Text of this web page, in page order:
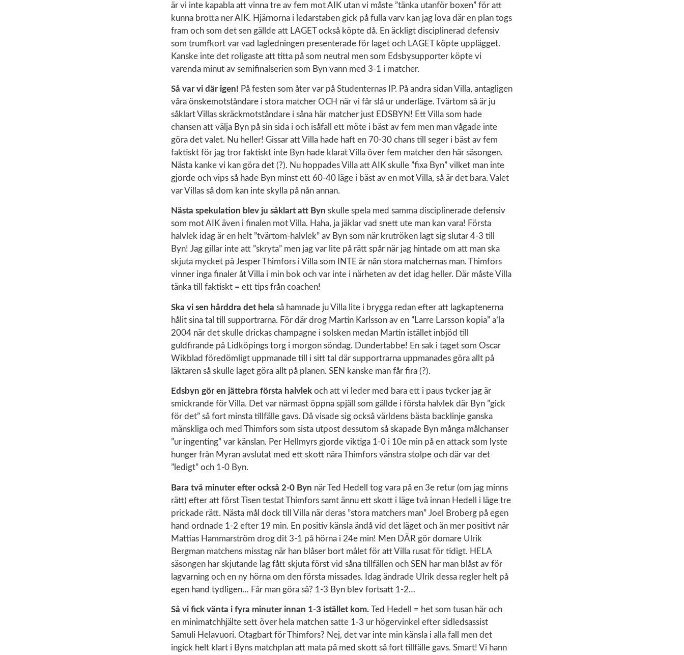
är vi inte kapabla att vinna tre av fem mot AIK utan vi måste ”tänka utanför boxen” för att
kunna brotta ner AIK. Hjärnorna i ledarstaben gick på fulla varv kan jag lova där en plan togs
fram och som det sen gällde att LAGET också köpte då. En äckligt disciplinerad defensiv
som trumfkort var vad lagledningen presenterade för laget och LAGET köpte upplägget.
Kanske inte det roligaste att titta på som neutral men som Edsbysupporter köpte vi
varenda minut av semifinalserien som Byn vann med 3-1 i matcher.
Så var vi där igen! På festen som åter var på Studenternas IP. På andra sidan Villa, antagligen
våra önskemotståndare i stora matcher OCH när vi får slå ur underläge. Tvärtom så är ju
såklart Villas skräckmotståndare i såna här matcher just EDSBYN! Ett Villa som hade
chansen att välja Byn på sin sida i och isåfall ett möte i bäst av fem men man vågade inte
göra det valet. Nu heller! Gissar att Villa hade haft en 70-30 chans till seger i bäst av fem
faktiskt för jag tror faktiskt inte Byn hade klarat Villa över fem matcher den här säsongen.
Nästa kanke vi kan göra det (?). Nu hoppades Villa att AIK skulle ”fixa Byn” vilket man inte
gjorde och vips så hade Byn minst ett 60-40 läge i bäst av en mot Villa, så är det bara. Valet
var Villas så dom kan inte skylla på nån annan.
Nästa spekulation blev ju såklart att Byn skulle spela med samma disciplinerade defensiv
som mot AIK även i finalen mot Villa. Haha, ja jäklar vad snett ute man kan vara! Första
halvlek idag är en helt ”tvärtom-halvlek” av Byn som när krutröken lagt sig slutar 4-3 till
Byn! Jag gillar inte att ”skryta” men jag var lite på rätt spår när jag hintade om att man ska
skjuta mycket på Jesper Thimfors i Villa som INTE är nån stora matchernas man. Thimfors
vinner inga finaler åt Villa i min bok och var inte i närheten av det idag heller. Där måste Villa
tänka till faktiskt = ett tips från coachen!
Ska vi sen hårddra det hela så hamnade ju Villa lite i brygga redan efter att lagkaptenerna
hålit sina tal till supportrarna. För där drog Martin Karlsson av en ”Larre Larsson kopia” a’la
2004 när det skulle drickas champagne i solsken medan Martin istället inbjöd till
guldfirande på Lidköpings torg i morgon söndag. Dundertabbe! En sak i taget som Oscar
Wikblad föredömligt uppmanade till i sitt tal där supportrarna uppmanades göra allt på
läktaren så skulle laget göra allt på planen. SEN kanske man får fira (?).
Edsbyn gör en jättebra första halvlek och att vi leder med bara ett i paus tycker jag är
smickrande för Villa. Det var närmast öppna spjäll som gällde i första halvlek där Byn ”gick
för det” så fort minsta tillfälle gavs. Då visade sig också världens bästa backlinje ganska
mänskliga och med Thimfors som sista utpost dessutom så skapade Byn många målchanser
”ur ingenting” var känslan. Per Hellmyrs gjorde viktiga 1-0 i 10e min på en attack som lyste
hunger från Myran avslutat med ett skott nära Thimfors vänstra stolpe och där var det
”ledigt” och 1-0 Byn.
Bara två minuter efter också 2-0 Byn när Ted Hedell tog vara på en 3e retur (om jag minns
rätt) efter att först Tisen testat Thimfors samt ännu ett skott i läge två innan Hedell i läge tre
prickade rätt. Nästa mål dock till Villa när deras ”stora matchers man” Joel Broberg på egen
hand ordnade 1-2 efter 19 min. En positiv känsla ändå vid det läget och än mer positivt när
Mattias Hammarström drog dit 3-1 på hörna i 24e min! Men DÄR gör domare Ulrik
Bergman matchens misstag när han blåser bort målet för att Villa rusat för tidigt. HELA
säsongen har skjutande lag fått skjuta först vid såna tillfällen och SEN har man blåst av för
lagvarning och en ny hörna om den första missades. Idag ändrade Ulrik dessa regler helt på
egen hand tydligen… Får man göra så? 1-3 Byn blev fortsatt 1-2…
Så vi fick vänta i fyra minuter innan 1-3 istället kom. Ted Hedell = het som tusan här och
en minimatchhjälte sett över hela matchen satte 1-3 ur högervinkel efter sidledsassist
Samuli Helavuori. Otagbart för Thimfors? Nej, det var inte min känsla i alla fall men det
ingick helt klart i Byns matchplan att mata på med skott så fort tillfälle gavs. Smart! Vi hann